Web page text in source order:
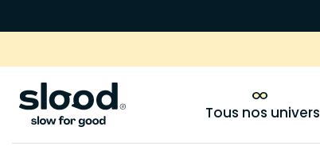
Tous nos univers